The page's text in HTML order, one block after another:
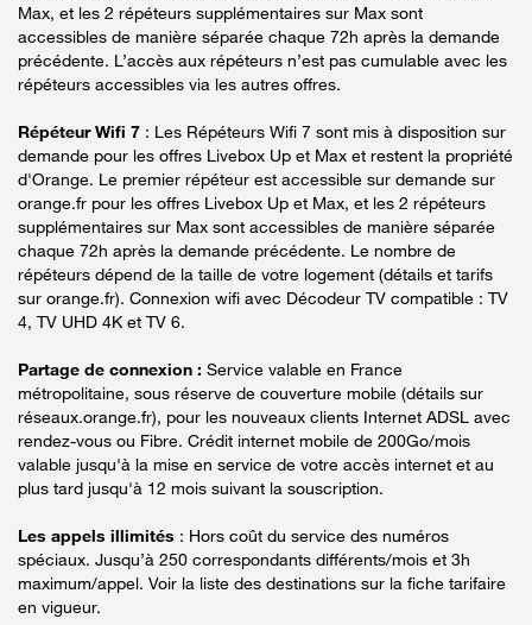
Max, et les 2 répéteurs supplémentaires sur Max sont
accessibles de manière séparée chaque 72h après la demande
précédente. L’accès aux répéteurs n’est pas cumulable avec les
répéteurs accessibles via les autres offres.
Répéteur Wifi 7 : Les Répéteurs Wifi 7 sont mis à disposition sur
demande pour les offres Livebox Up et Max et restent la propriété
d'Orange. Le premier répéteur est accessible sur demande sur
orange.fr pour les offres Livebox Up et Max, et les 2 répéteurs
supplémentaires sur Max sont accessibles de manière séparée
chaque 72h après la demande précédente. Le nombre de
répéteurs dépend de la taille de votre logement (détails et tarifs
sur orange.fr). Connexion wifi avec Décodeur TV compatible : TV
4, TV UHD 4K et TV 6.
Partage de connexion : Service valable en France
métropolitaine, sous réserve de couverture mobile (détails sur
réseaux.orange.fr), pour les nouveaux clients Internet ADSL avec
rendez-vous ou Fibre. Crédit internet mobile de 200Go/mois
valable jusqu'à la mise en service de votre accès internet et au
plus tard jusqu'à 12 mois suivant la souscription.
Les appels illimités : Hors coût du service des numéros
spéciaux. Jusqu’à 250 correspondants différents/mois et 3h
maximum/appel. Voir la liste des destinations sur la fiche tarifaire
en vigueur.